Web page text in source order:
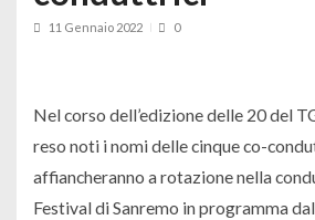
11 Gennaio 2022 0
Nel corso dell’edizione delle 20 del
reso noti i nomi delle cinque co-
affiancheranno a rotazione nella
Festival di Sanremo in programma